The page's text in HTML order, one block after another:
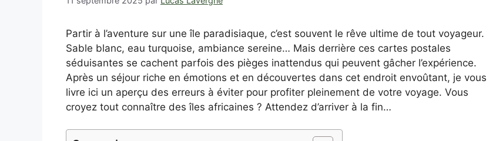
Partir à l’aventure sur une île paradisiaque, c’est souvent le rêve ultime de tout voyageur.
Sable blanc, eau turquoise, ambiance sereine… Mais derrière ces cartes postales
séduisantes se cachent parfois des pièges inattendus qui peuvent gâcher l’expérience.
Après un séjour riche en émotions et en découvertes dans cet endroit envoûtant, je vous
livre ici un aperçu des erreurs à éviter pour profiter pleinement de votre voyage. Vous
croyez tout connaître des îles africaines ? Attendez d’arriver à la fin…